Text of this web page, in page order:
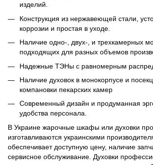
изделий.
Конструкция из нержавеющей стали,
коррозии и простая в уходе.
Наличие одно-, двух-, и трехкамерных
подходящих для разных объемов
Надежные ТЭНы с равномерным
Наличие духовок в монокорпусе и
компановки пекарских камер
Современный дизайн и продуманная
удобства персонала.
В Украине жарочные шкафы или духовки
изготавливаются украинскими
обеспечивает доступную цену, наличие
сервисное обслуживание. Духовки